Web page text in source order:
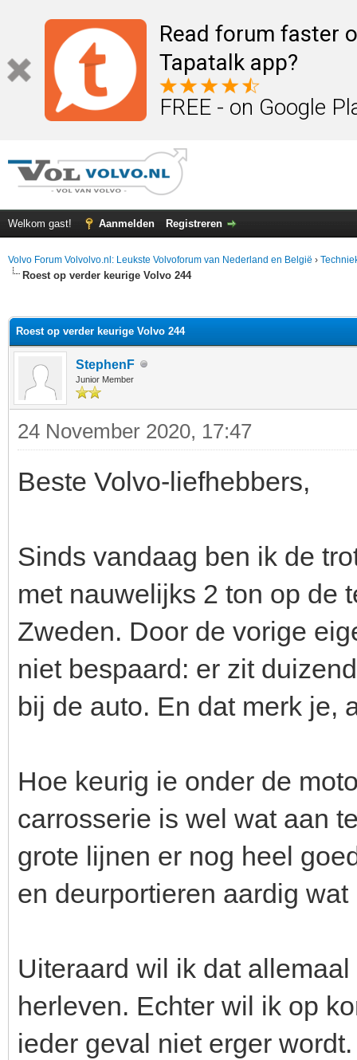
Read forum faster
Tapatalk app?
FREE - on Google
Welkom gast! Aanmelden Registreren
Volvo Forum Volvolvo.nl: Leukste Volvoforum van Nederland en België ›
Roest op verder keurige Volvo 244
Roest op verder keurige Volvo 244
StephenF
Junior Member
24 November 2020, 17:47
Beste Volvo-liefhebbers,
Sinds vandaag ben ik de
met nauwelijks 2 ton op de
Zweden. Door de vorige
niet bespaard: er zit
bij de auto. En dat merk je,
Hoe keurig ie onder de
carrosserie is wel wat aan
grote lijnen er nog heel
en deurportieren aardig
Uiteraard wil ik dat
herleven. Echter wil ik op
ieder geval niet erger